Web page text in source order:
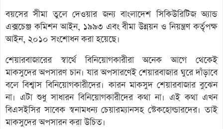
বয়সের সীমা তুলে দেওয়ার জন্য বাংলাদেশ সিকিউরিটিজ অ্যান্ড
এক্সচেঞ্জ কমিশন আইন, ১৯৯৩ এবং বীমা উন্নয়ন ও নিয়ন্ত্রণ কর্তৃপক্ষ
আইন, ২০১০ সংশোধন করা হয়েছে।
শেয়ারবাজারের স্বার্থে বিনিয়োগকারীরা অনেক আগে থেকেই
মাকসুদের অপসারণ চান। যার অপসারণেই শেয়ারবাজার ঘুরে দাঁড়াবে
বলে বিশ্বাস বিনিয়োগকারীদের। কারন মাকসুদ শেয়ারবাজার বুঝেন
না। এটা শুধু সাধারন বিনিয়োগকারীদের কথা না। এই কথা এখন
বিএসইসির সাবেক স্বনামধন্য চেয়ারম্যানসহ স্টেকহোল্ডারদের। তাই
মাকসুদের অপসারন করা উচিত।